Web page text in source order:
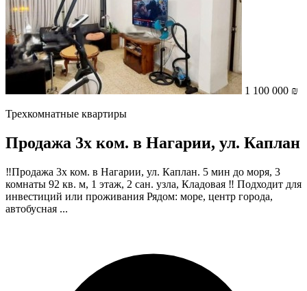
1 100 000 ₪
Трехкомнатные квартиры
Продажа 3х ком. в Нагарии, ул. Каплан
‼️Продажа 3х ком. в Нагарии, ул. Каплан. 5 мин до моря, 3
комнаты 92 кв. м, 1 этаж, 2 сан. узла, Кладовая ‼️ Подходит для
инвестиций или проживания Рядом: море, центр города,
автобусная ...